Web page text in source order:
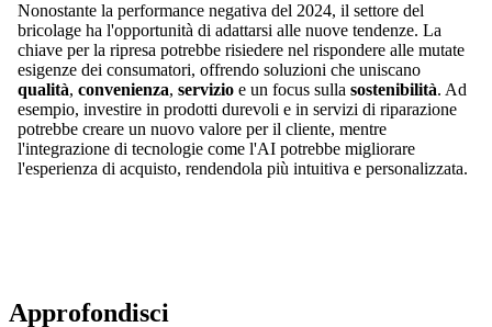
Nonostante la performance negativa del 2024, il settore del
bricolage ha l'opportunità di adattarsi alle nuove tendenze. La
chiave per la ripresa potrebbe risiedere nel rispondere alle mutate
esigenze dei consumatori, offrendo soluzioni che uniscano
qualità, convenienza, servizio e un focus sulla sostenibilità. Ad
esempio, investire in prodotti durevoli e in servizi di riparazione
potrebbe creare un nuovo valore per il cliente, mentre
l'integrazione di tecnologie come l'AI potrebbe migliorare
l'esperienza di acquisto, rendendola più intuitiva e personalizzata.
Approfondisci